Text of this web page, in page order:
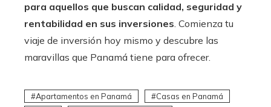
para aquellos que buscan calidad, seguridad y
rentabilidad en sus inversiones. Comienza tu
viaje de inversión hoy mismo y descubre las
maravillas que Panamá tiene para ofrecer.
Apartamentos en Panamá
Casas en Panamá